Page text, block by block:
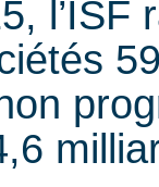
l’ISF